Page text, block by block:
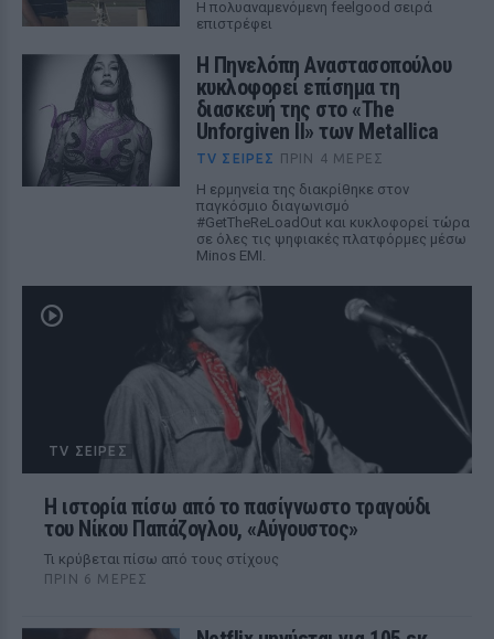
Η πολυαναμενόμενη feelgood σειρά
επιστρέφει
Η Πηνελόπη Αναστασοπούλου
κυκλοφορεί επίσημα τη
διασκευή της στο «The
Unforgiven II» των Metallica
TV ΣΕΙΡΈΣ ΠΡΙΝ 4 ΜΈΡΕΣ
Η ερμηνεία της διακρίθηκε στον
παγκόσμιο διαγωνισμό
#GetTheReLoadOut και κυκλοφορεί τώρα
σε όλες τις ψηφιακές πλατφόρμες μέσω
Minos EMI.
TV ΣΕΙΡΈΣ
Η ιστορία πίσω από το πασίγνωστο τραγούδι
του Νίκου Παπάζογλου, «Αύγουστος»
Τι κρύβεται πίσω από τους στίχους
ΠΡΙΝ 6 ΜΈΡΕΣ